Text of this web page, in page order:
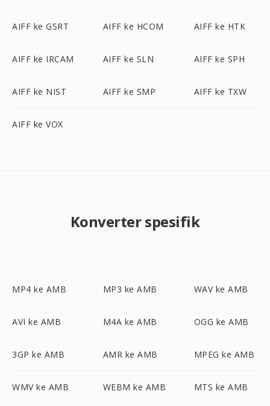
AIFF ke GSRT AIFF ke HCOM AIFF ke HTK
AIFF ke IRCAM AIFF ke SLN AIFF ke SPH
AIFF ke NIST AIFF ke SMP AIFF ke TXW
AIFF ke VOX
Konverter spesifik
MP4 ke AMB MP3 ke AMB WAV ke AMB
AVI ke AMB M4A ke AMB OGG ke AMB
3GP ke AMB AMR ke AMB MPEG ke AMB
WMV ke AMB WEBM ke AMB MTS ke AMB